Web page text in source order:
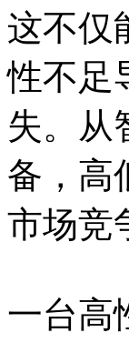
这不仅
性不足
失。从
备，高
市场竞
一台高